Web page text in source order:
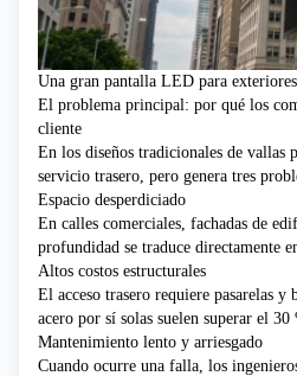
Una gran pantalla LED para
El problema principal: por qué los
cliente
En los diseños tradicionales de
servicio trasero, pero genera tres
Espacio desperdiciado
En calles comerciales, fachadas de
profundidad se traduce directamente
Altos costos estructurales
El acceso trasero requiere pasarelas
acero por sí solas suelen superar el
Mantenimiento lento y arriesgado
Cuando ocurre una falla, los